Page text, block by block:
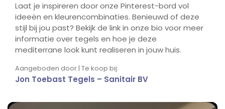
Laat je inspireren door onze Pinterest-bord vol
ideeën en kleurencombinaties. Benieuwd of deze
stijl bij jou past? Bekijk de link in onze bio voor meer
informatie over tegels en hoe je deze
mediterrane look kunt realiseren in jouw huis.
Aangeboden door | Te koop bij:
Jon Toebast Tegels – Sanitair BV